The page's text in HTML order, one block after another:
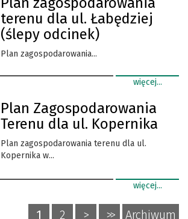
terenu dla ul. Łabędziej
(ślepy odcinek)
Plan zagospodarowania...
więcej...
Plan Zagospodarowania
Terenu dla ul. Kopernika
Plan zagospodarowania terenu dla ul.
Kopernika w...
więcej...
1 2 > >> Archiwum